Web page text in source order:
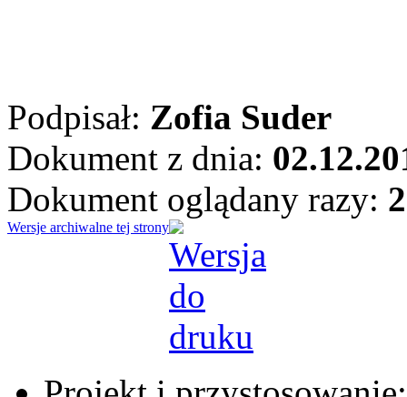
Podpisał: Zofia Suder
Dokument z dnia:
Dokument oglądany razy:
Wersje archiwalne tej strony